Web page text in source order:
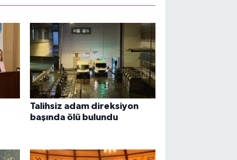
Talihsiz adam direksiyon
başında ölü bulundu